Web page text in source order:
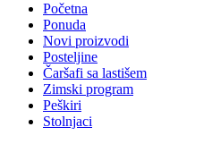
Početna
Ponuda
Novi proizvodi
Posteljine
Čaršafi sa lastišem
Zimski program
Peškiri
Stolnjaci